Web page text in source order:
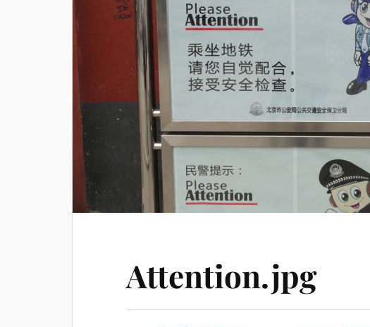
Attention.jpg